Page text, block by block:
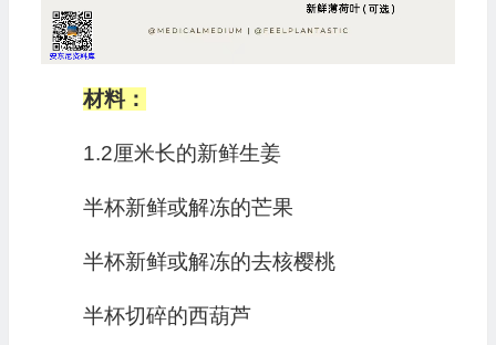
材料：
1.2厘米长的新鲜生姜
半杯新鲜或解冻的芒果
半杯新鲜或解冻的去核樱桃
半杯切碎的西葫芦